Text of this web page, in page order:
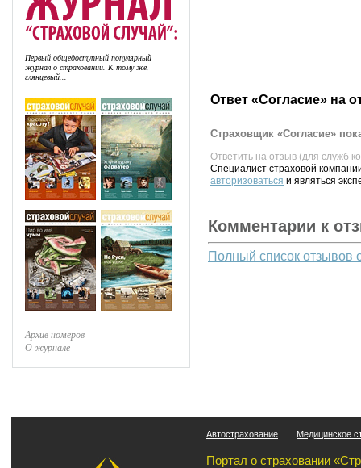
Первый общедоступный популярный
журнал о страховании. К тому же,
глянцевый...
Архив номеров
О журнале
Ответ «Согласие» на
Страховщик «Согласие»
Ответить на отзыв (для служб
Специалист страховой
авторизоваться и являться
Комментарии к
Полный список отзывов
Автострахование Медицинское
Портал о страховании